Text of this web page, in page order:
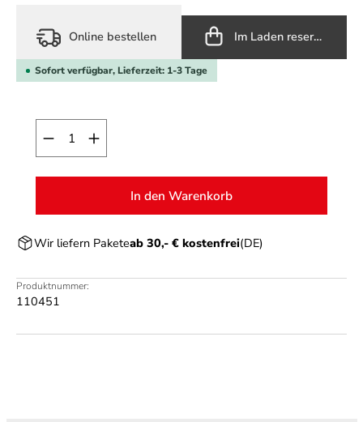
Online bestellen Im Laden reservieren
Sofort verfügbar, Lieferzeit: 1-3 Tage
Produkt Anzahl: Gib den gewünschten Wert
In den Warenkorb
Wir liefern Paketeab 30,- € kostenfrei(DE)
Produktnummer:
110451